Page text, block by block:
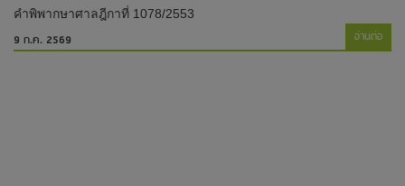
คำพิพากษาศาลฎีกาที่ 1078/2553
9 ก.ค. 2569 อ่านต่อ